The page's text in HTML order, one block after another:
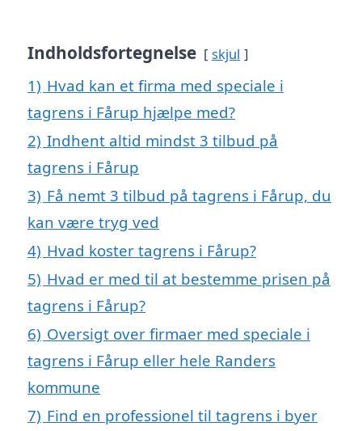
Indholdsfortegnelse skjul
1) Hvad kan et firma med speciale i
tagrens i Fårup hjælpe med?
2) Indhent altid mindst 3 tilbud på
tagrens i Fårup
3) Få nemt 3 tilbud på tagrens i Fårup, du
kan være tryg ved
4) Hvad koster tagrens i Fårup?
5) Hvad er med til at bestemme prisen på
tagrens i Fårup?
6) Oversigt over firmaer med speciale i
tagrens i Fårup eller hele Randers
kommune
7) Find en professionel til tagrens i byer